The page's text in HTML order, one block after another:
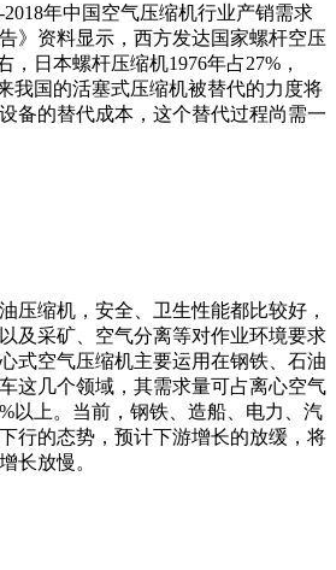
年中国空气压缩机行业产销需求
》资料显示，西方发达国家螺杆空压
，日本螺杆压缩机1976年占27%，
我国的活塞式压缩机被替代的力度将
备的替代成本，这个替代过程尚需一
压缩机，安全、卫生性能都比较好，
及采矿、空气分离等对作业环境要求
式空气压缩机主要运用在钢铁、石油
这几个领域，其需求量可占离心空气
以上。当前，钢铁、造船、电力、汽
行的态势，预计下游增长的放缓，将
长放慢。